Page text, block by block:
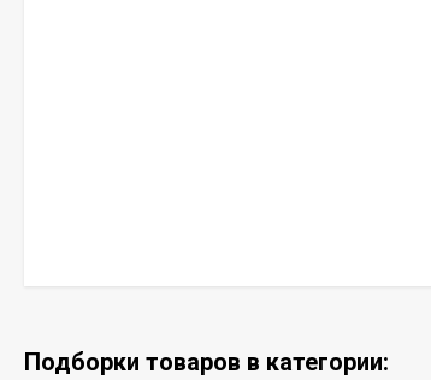
Подборки товаров в категории: